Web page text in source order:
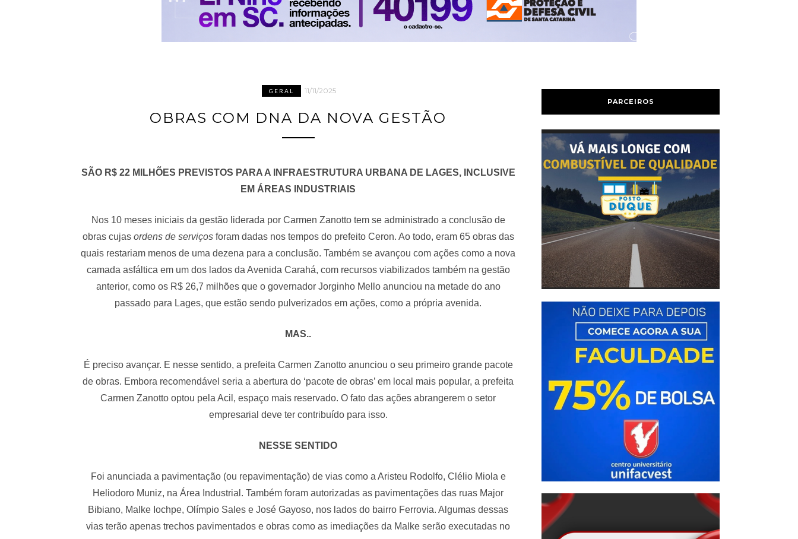
GERAL 11/11/2025
OBRAS COM DNA DA NOVA GESTÃO
SÃO R$ 22 MILHÕES PREVISTOS PARA A INFRAESTRUTURA URBANA DE LAGES, INCLUSIVE
EM ÁREAS INDUSTRIAIS
Nos 10 meses iniciais da gestão liderada por Carmen Zanotto tem se administrado a conclusão de
obras cujasordens de serviços foram dadas nos tempos do prefeito Ceron. Ao todo, eram 65 obras das
quais restariam menos de uma dezena para a conclusão. Também se avançou com ações como a nova
camada asfáltica em um dos lados da Avenida Carahá, com recursos viabilizados também na gestão
anterior, como os R$ 26,7 milhões que o governador Jorginho Mello anunciou na metade do ano
passado para Lages, que estão sendo pulverizados em ações, como a própria avenida.
MAS..
É preciso avançar. E nesse sentido, a prefeita Carmen Zanotto anunciou o seu primeiro grande pacote
de obras. Embora recomendável seria a abertura do ‘pacote de obras’ em local mais popular, a prefeita
Carmen Zanotto optou pela Acil, espaço mais reservado. O fato das ações abrangerem o setor
empresarial deve ter contribuído para isso.
NESSE SENTIDO
Foi anunciada a pavimentação (ou repavimentação) de vias como a Aristeu Rodolfo, Clélio Miola e
Heliodoro Muniz, na Área Industrial. Também foram autorizadas as pavimentações das ruas Major
Bibiano, Malke Iochpe, Olímpio Sales e José Gayoso, nos lados do bairro Ferrovia. Algumas dessas
vias terão apenas trechos pavimentados e obras como as imediações da Malke serão executadas no
PARCEIROS